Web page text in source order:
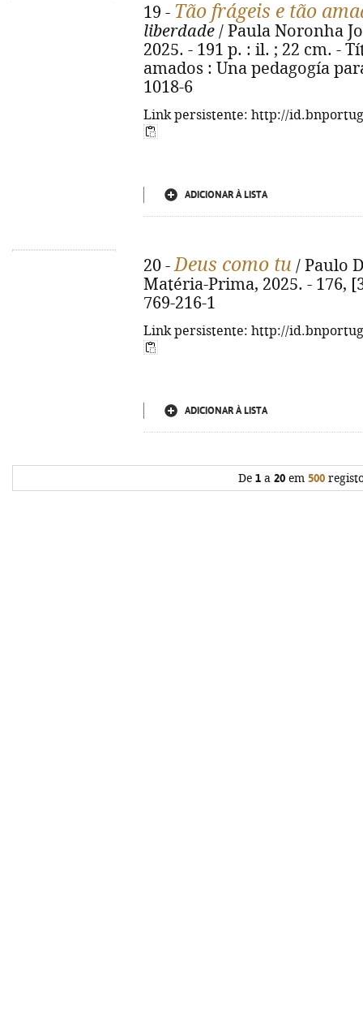
19 - Tão frágeis e tão
liberdade / Paula Noronha
2025. - 191 p. : il. ; 22 cm. -
amados : Una pedagogía
1018-6
Link persistente: http://
ADICIONAR À LISTA
20 -Deus como tu / Paulo
Matéria-Prima, 2025. - 176,
769-216-1
Link persistente: http://
ADICIONAR À LISTA
De 1 a 20 em 500